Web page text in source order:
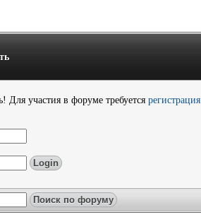
Для участия в форуме требуется